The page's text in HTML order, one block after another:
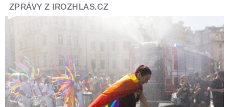
ZPRÁVY Z IROZHLAS.CZ